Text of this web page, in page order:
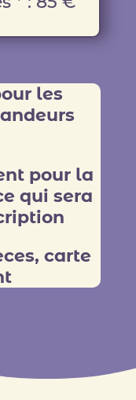
les
pour la
qui sera
carte